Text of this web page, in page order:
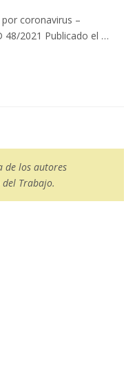
coronavirus –
48/2021 Publicado el …
de los autores
Trabajo.